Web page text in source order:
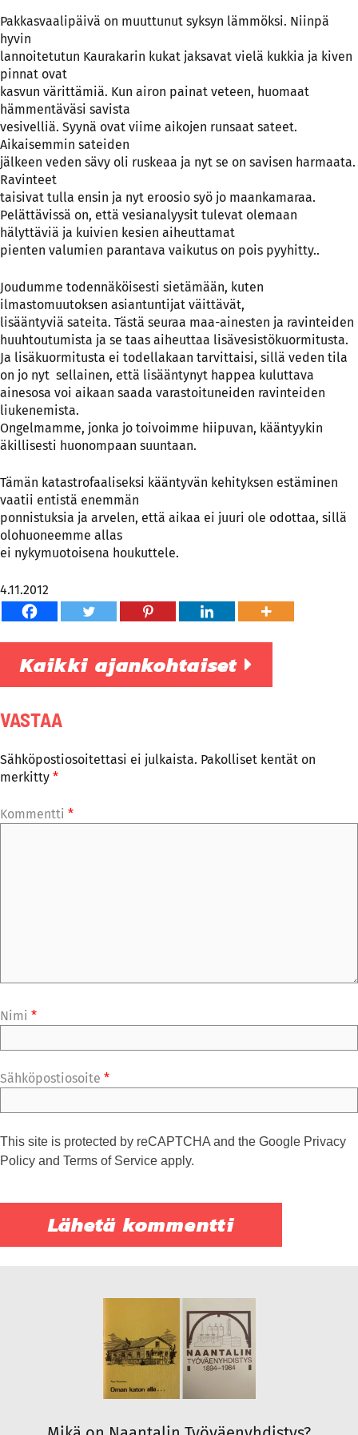
Pakkasvaalipäivä on muuttunut syksyn lämmöksi. Niinpä
hyvin
lannoitetutun Kaurakarin kukat jaksavat vielä kukkia ja kiven
pinnat ovat
kasvun värittämiä. Kun airon painat veteen, huomaat
hämmentäväsi savista
vesivelliä. Syynä ovat viime aikojen runsaat sateet.
Aikaisemmin sateiden
jälkeen veden sävy oli ruskeaa ja nyt se on savisen harmaata.
Ravinteet
taisivat tulla ensin ja nyt eroosio syö jo maankamaraa.
Pelättävissä on, että vesianalyysit tulevat olemaan
hälyttäviä ja kuivien kesien aiheuttamat
pienten valumien parantava vaikutus on pois pyyhitty..
Joudumme todennäköisesti sietämään, kuten
ilmastomuutoksen asiantuntijat väittävät,
lisääntyviä sateita. Tästä seuraa maa-ainesten ja ravinteiden
huuhtoutumista ja se taas aiheuttaa lisävesistökuormitusta.
Ja lisäkuormitusta ei todellakaan tarvittaisi, sillä veden tila
on jo nyt sellainen, että lisääntynyt happea kuluttava
ainesosa voi aikaan saada varastoituneiden ravinteiden
liukenemista.
Ongelmamme, jonka jo toivoimme hiipuvan, kääntyykin
äkillisesti huonompaan suuntaan.
Tämän katastrofaaliseksi kääntyvän kehityksen estäminen
vaatii entistä enemmän
ponnistuksia ja arvelen, että aikaa ei juuri ole odottaa, sillä
olohuoneemme allas
ei nykymuotoisena houkuttele.
4.11.2012
Kaikki ajankohtaiset
VASTAA
Sähköpostiosoitettasi ei julkaista. Pakolliset kentät on
merkitty *
Kommentti *
Nimi *
Sähköpostiosoite *
This site is protected by reCAPTCHA and the Google Privacy
Policy and Terms of Service apply.